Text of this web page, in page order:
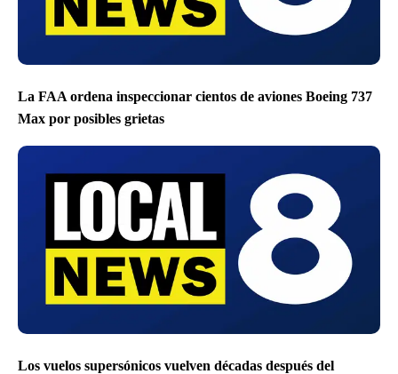
La FAA ordena inspeccionar cientos de aviones Boeing 737
Max por posibles grietas
Los vuelos supersónicos vuelven décadas después del